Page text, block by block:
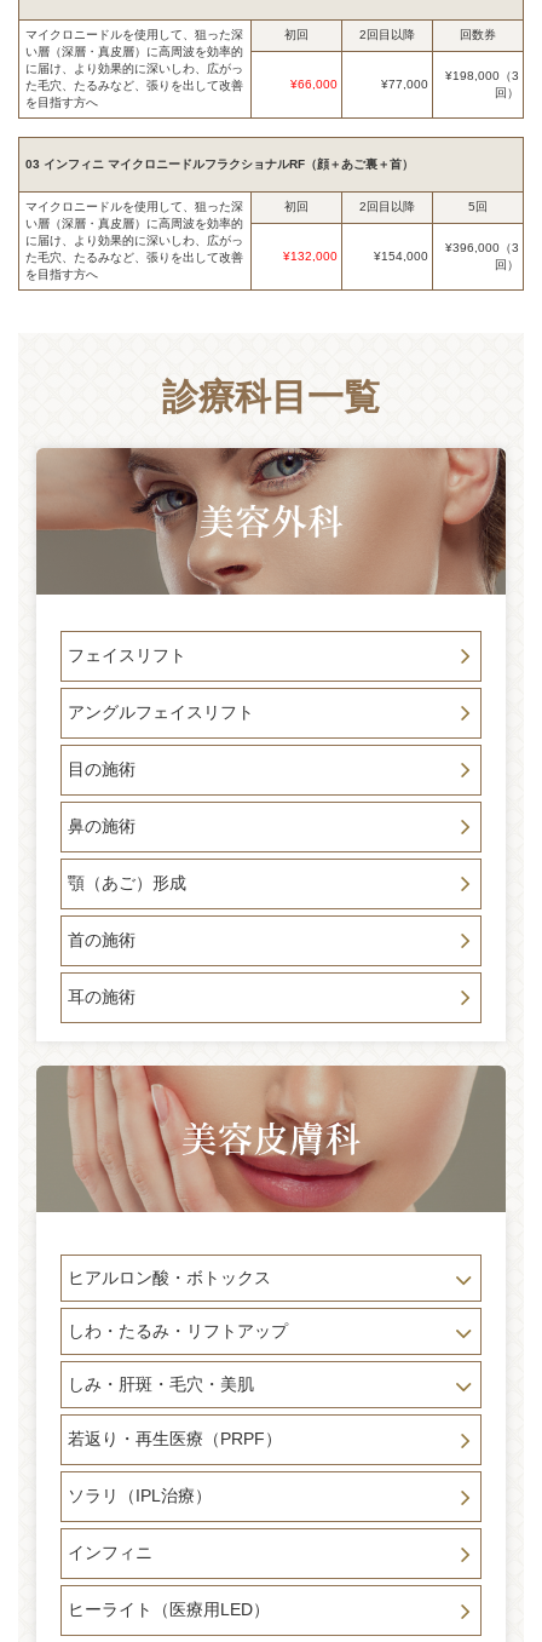
マイクロニードルを使用して、狙った深
い層（深層・真皮層）に高周波を効率的
に届け、より効果的に深いしわ、広がっ
た毛穴、たるみなど、張りを出して改善
を目指す方へ
初回 2回目以降 回数券
¥66,000 ¥77,000
¥198,000（3
回）
03 インフィニ マイクロニードルフラクショナルRF（顔＋あご裏＋首）
マイクロニードルを使用して、狙った深
い層（深層・真皮層）に高周波を効率的
に届け、より効果的に深いしわ、広がっ
た毛穴、たるみなど、張りを出して改善
を目指す方へ
初回 2回目以降 5回
¥132,000 ¥154,000
¥396,000（3
回）
診療科目一覧
フェイスリフト
アングルフェイスリフト
目の施術
鼻の施術
顎（あご）形成
首の施術
耳の施術
ヒアルロン酸・ボトックス
しわ・たるみ・リフトアップ
しみ・肝斑・毛穴・美肌
若返り・再生医療（PRPF）
ソラリ（IPL治療）
インフィニ
ヒーライト（医療用LED）